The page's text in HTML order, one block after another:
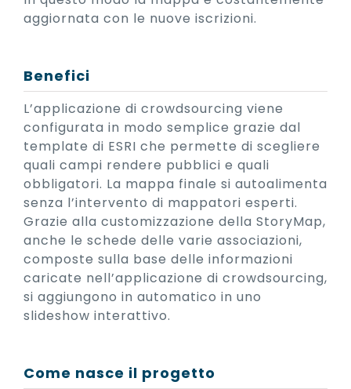
aggiornata con le nuove iscrizioni.
Benefici
L’applicazione di crowdsourcing viene
configurata in modo semplice grazie dal
template di ESRI che permette di scegliere
quali campi rendere pubblici e quali
obbligatori. La mappa finale si autoalimenta
senza l’intervento di mappatori esperti.
Grazie alla customizzazione della StoryMap,
anche le schede delle varie associazioni,
composte sulla base delle informazioni
caricate nell’applicazione di crowdsourcing,
si aggiungono in automatico in uno
slideshow interattivo.
Come nasce il progetto